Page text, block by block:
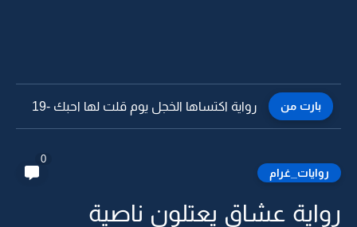
بارت من رواية اكتساها الخجل يوم قلت لها احبك -18
روايات_غرام
0
رواية عشاق يعتلون ناصية